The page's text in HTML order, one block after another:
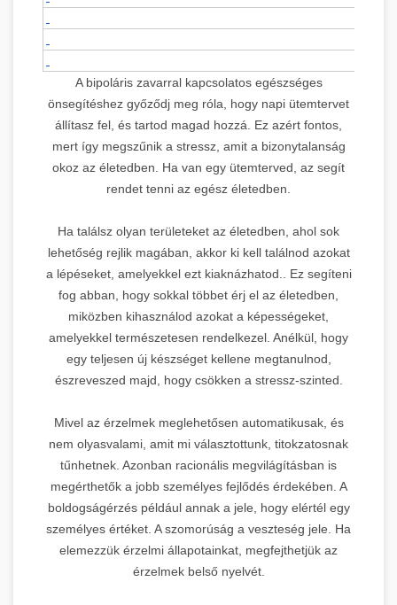
A bipoláris zavarral kapcsolatos egészséges
önsegítéshez győződj meg róla, hogy napi ütemtervet
állítasz fel, és tartod magad hozzá. Ez azért fontos,
mert így megszűnik a stressz, amit a bizonytalanság
okoz az életedben. Ha van egy ütemterved, az segít
rendet tenni az egész életedben.
Ha találsz olyan területeket az életedben, ahol sok
lehetőség rejlik magában, akkor ki kell találnod azokat
a lépéseket, amelyekkel ezt kiaknázhatod.. Ez segíteni
fog abban, hogy sokkal többet érj el az életedben,
miközben kihasználod azokat a képességeket,
amelyekkel természetesen rendelkezel. Anélkül, hogy
egy teljesen új készséget kellene megtanulnod,
észreveszed majd, hogy csökken a stressz-szinted.
Mivel az érzelmek meglehetősen automatikusak, és
nem olyasvalami, amit mi választottunk, titokzatosnak
tűnhetnek. Azonban racionális megvilágításban is
megérthetők a jobb személyes fejlődés érdekében. A
boldogságérzés például annak a jele, hogy elértél egy
személyes értéket. A szomorúság a veszteség jele. Ha
elemezzük érzelmi állapotainkat, megfejthetjük az
érzelmek belső nyelvét.